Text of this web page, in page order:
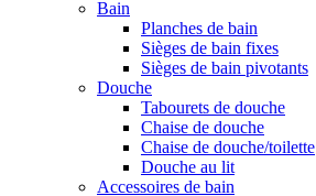
Bain
Planches de bain
Sièges de bain fixes
Sièges de bain pivotants
Douche
Tabourets de douche
Chaise de douche
Chaise de douche/toilette
Douche au lit
Accessoires de bain